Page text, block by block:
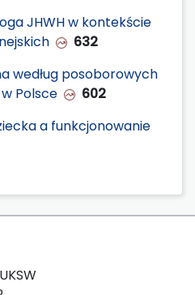
JHWH w kontekście
632
według posoborowych
Polsce
602
a funkcjonowanie